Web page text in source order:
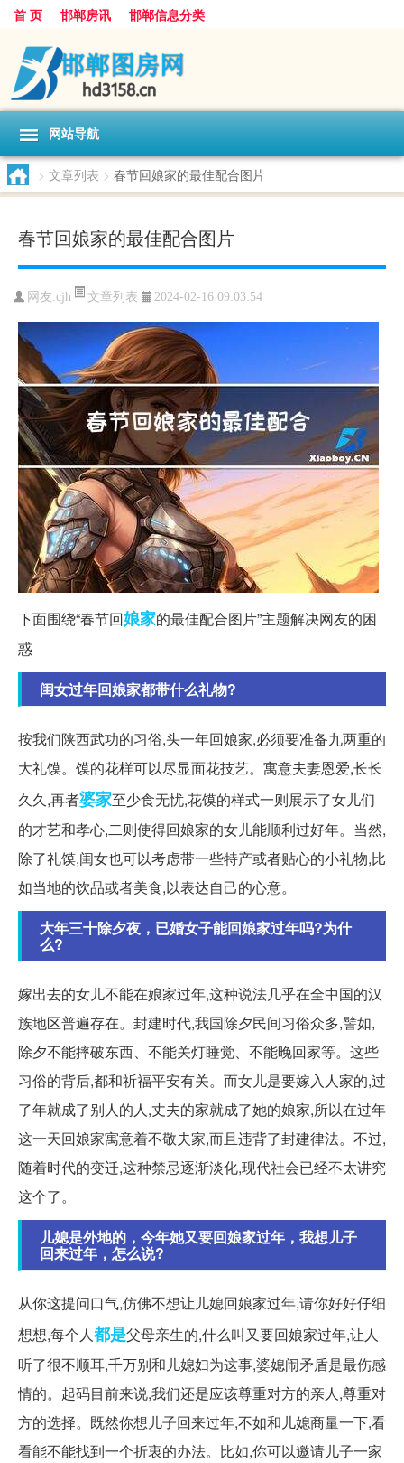
首 页 邯郸房讯 邯郸信息分类
网站导航
> 文章列表 > 春节回娘家的最佳配合图片
春节回娘家的最佳配合图片
网友:cjh 文章列表 2024-02-16 09:03:54
下面围绕“春节回娘家的最佳配合图片”主题解决网友的困
惑
闺女过年回娘家都带什么礼物?
按我们陕西武功的习俗,头一年回娘家,必须要准备九两重的
大礼馍。馍的花样可以尽显面花技艺。寓意夫妻恩爱,长长
久久,再者婆家至少食无忧,花馍的样式一则展示了女儿们
的才艺和孝心,二则使得回娘家的女儿能顺利过好年。当然,
除了礼馍,闺女也可以考虑带一些特产或者贴心的小礼物,比
如当地的饮品或者美食,以表达自己的心意。
大年三十除夕夜，已婚女子能回娘家过年吗?为什
么?
嫁出去的女儿不能在娘家过年,这种说法几乎在全中国的汉
族地区普遍存在。封建时代,我国除夕民间习俗众多,譬如,
除夕不能摔破东西、不能关灯睡觉、不能晚回家等。这些
习俗的背后,都和祈福平安有关。而女儿是要嫁入人家的,过
了年就成了别人的人,丈夫的家就成了她的娘家,所以在过年
这一天回娘家寓意着不敬夫家,而且违背了封建律法。不过,
随着时代的变迁,这种禁忌逐渐淡化,现代社会已经不太讲究
这个了。
儿媳是外地的，今年她又要回娘家过年，我想儿子
回来过年，怎么说?
从你这提问口气,仿佛不想让儿媳回娘家过年,请你好好仔细
想想,每个人都是父母亲生的,什么叫又要回娘家过年,让人
听了很不顺耳,千万别和儿媳妇为这事,婆媳闹矛盾是最伤感
情的。起码目前来说,我们还是应该尊重对方的亲人,尊重对
方的选择。既然你想儿子回来过年,不如和儿媳商量一下,看
看能不能找到一个折衷的办法。比如,你可以邀请儿子一家